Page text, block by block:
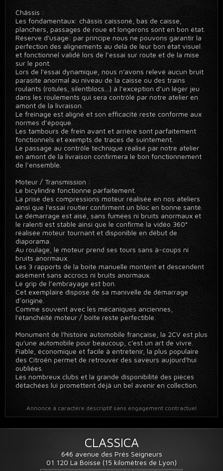
Châssis :
Les fondamentaux: châssis caissoné, bas de caisse,
planchers, passages de roue et longerons sont en bon état.
Réserve d'usage: par principe nous ne pouvons garantir la
perfection des alignements au delà de leur bon état visuel
et fonctionnel validé lors de l’essai sur route et de la mise
sur le pont.
Lors de l'essai dynamique, nous n'avons relevé aucun bruit
parasite anormal au niveau de la caisse ou des trains
roulants (rotules, silentblocs...) à l’exception d’un léger jeu
dans les roulements qui sera contrôlé par notre atelier en
amont de la livraison.
Le freinage est aligné et son efficacité reste conforme aux
normes d’époque.
Les tambours de frein avant et arrière sont parfaitement
fonctionnels et exempts de traces de suintement.
Le passage au contrôle technique réalisé par notre atelier
en amont de la livraison confirmera le bon fonctionnement
de l’ensemble.
Moteur / Transmission :
Le bicylindre fonctionne parfaitement.
La prise des compressions moteur réalisée en nos ateliers
ainsi que l'essai routier confirment un bloc en bonne santé.
Le démarrage est aisé, sans fumées ni bruits anormaux et
le ralenti est stable ainsi que le confirme la vidéo 360°
réalisée moteur tournant et disponible en début de
diaporama.
Au roulage, le moteur prend ses tours sans à-coups ni
bruits anormaux.
Les 3 rapports de la boite manuelle montent et descendent
aisément sans accrocs ni bruits anormaux.
Le grip de l’embrayage est bon.
Cet exemplaire dispose de sa manivelle de démarrage
d’origine.
Comme souvent avec les mécaniques anciennes,
l'étanchéité moteur / boîte reste perfectible.
Monument de l'histoire automobile française, la 2CV est plus
qu'une automobile pour beaucoup, c'est un art de vivre.
Fiable, économique et facile à entretenir, la plus populaire
des Citroën permet de retrouver des saveurs aujourd'hui
oubliées.
Les nombreux clubs et la grande disponibilité des pièces
détachées lui promettent déjà un bel avenir en collection.
Annonce à caractère descriptif sans engagement contractuel
CLASSICA
646 avenue des Prés Seigneurs
01 120 La Boisse (15 kilomètres de Lyon)